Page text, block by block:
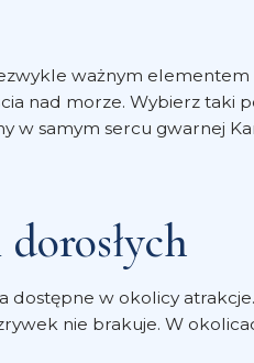
ważnym
nad morze. Wybierz taki
w samym sercu gwarnej
dostępne w okolicy
nie brakuje. W